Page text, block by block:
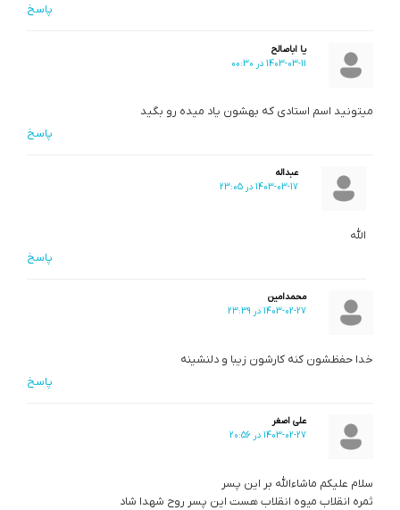
پاسخ
یا اباصالح
1403-03-11 در 00:30
میتونید اسم استادی که بهشون یاد میده رو بگید
پاسخ
عبداله
1403-03-17 در 23:05
الله
پاسخ
محمدامین
1403-02-27 در 23:39
خدا حفظشون کنه کارشون زیبا و دلنشینه
پاسخ
علی اصغر
1403-02-27 در 20:56
سلام علیکم ماشاءالله بر این پسر
ثمره انقلاب میوه انقلاب هست این پسر روح شهدا شاد